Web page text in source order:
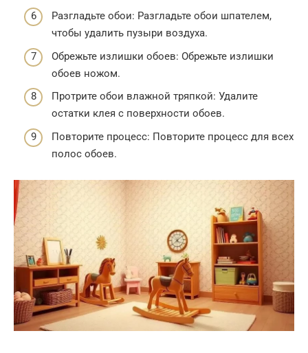
Разгладьте обои: Разгладьте обои шпателем,
чтобы удалить пузыри воздуха.
Обрежьте излишки обоев: Обрежьте излишки
обоев ножом.
Протрите обои влажной тряпкой: Удалите
остатки клея с поверхности обоев.
Повторите процесс: Повторите процесс для всех
полос обоев.